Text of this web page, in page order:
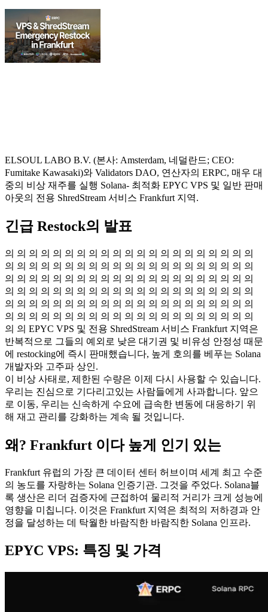
ELSOUL LABO B.V. (본사: Amsterdam, 네덜란드; CEO:
Fumitake Kawasaki)와 Validators DAO, 연산자의 ERPC, 매우 대
중의 비상 재주를 실행 Solana- 최적화 EPYC VPS 및 일반 판매
아웃의 전용 ShredStream 서비스 Frankfurt 지역.
긴급 Restock의 발표
의 의 의 의 의 의 의 의 의 의 의 의 의 의 의 의 의 의 의 의 의
의 의 의 의 의 의 의 의 의 의 의 의 의 의 의 의 의 의 의 의 의
의 의 의 의 의 의 의 의 의 의 의 의 의 의 의 의 의 의 의 의 의
의 의 의 의 의 의 의 의 의 의 의 의 의 의 의 의 의 의 의 의 의
의 의 의 의 의 의 의 의 의 의 의 의 의 의 의 의 의 의 의 의 의
의 의 의 의 의 의 의 의 의 의 의 의 의 의 의 의 의 의 의 의 의
의 의 EPYC VPS 및 전용 ShredStream 서비스 Frankfurt 지역은
반복적으로 그들의 예외로 낮은 대기권 및 비유성 안정성 때문
에 restocking에 즉시 판매했습니다, 높게 호의를 베푸는 Solana
개발자와 고주파 상인.
이 비상 사태로, 제한된 수량은 이제 다시 사용할 수 있습니다.
우리는 진심으로 기다리고있는 사람들에게 사과합니다. 앞으
로 이동, 우리는 신속하게 수요에 급속한 변동에 대응하기 위
해 재고 관리를 강화하는 계속 될 것입니다.
왜? Frankfurt 이다 높게 인기 있는
Frankfurt 유럽의 가장 큰 데이터 센터 허브이며 세계 최고 수준
의 농도를 자랑하는 Solana 인증기관. 그것을 주었다. Solana블
록 생산은 리더 검증자에 근접하여 물리적 거리가 크게 성능에
영향을 미칩니다. 이것은 Frankfurt 지역은 최적의 저하경과 안
정을 달성하는 데 탁월한 바람직한 바람직한 Solana 인프라.
EPYC VPS: 특징 및 가격